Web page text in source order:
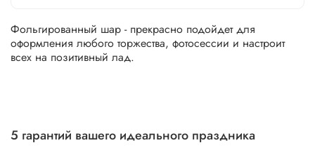
Фольгированный шар - прекрасно подойдет для
оформления любого торжества, фотосессии и настроит
всех на позитивный лад.
5 гарантий вашего идеального праздника